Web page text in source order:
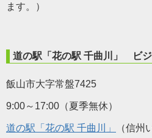
ます。）
道の駅「花の駅 千曲川」 ビ
飯山市大字常盤7425
9:00～17:00（夏季無休）
道の駅「花の駅 千曲川」 （信州